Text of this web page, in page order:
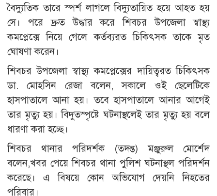
বৈদ্যুতিক তারে স্পর্শ লাগলে বিদ্যুতায়িত হয়ে আহত হয়
সে। পরে দ্রুত উদ্ধার করে শিবচর উপজেলা স্বাস্থ্য
কমপ্লেক্সে নিয়ে গেলে কর্তব্যরত চিকিৎসক তাকে মৃত
ঘোষণা করেন।
শিবচর উপজেলা স্বাস্থ্য কমপ্লেক্সের দায়িত্বরত চিকিৎসক
ডা. মোহসিন রেজা বলেন, সকালে ওই ছেলেটিকে
হাসপাতালে আনা হয়। তবে হাসপাতালে আনার আগেই
তার মৃত্যু হয়। বিদুতস্পৃষ্টে ঘটনাস্থলেই তার মৃত্যু হয় বলে
ধারণা করা হচ্ছে।
শিবচর থানার পরিদর্শক (তদন্ত) মঞ্জুরুল মোর্শেদ
বলেন,খবর পেয়ে শিবচর থানা পুলিশ ঘটনাস্থল পরিদর্শন
করেছে। এ বিষয়ে কোন অভিযোগ দেয়নি নিহতের
পরিবার।